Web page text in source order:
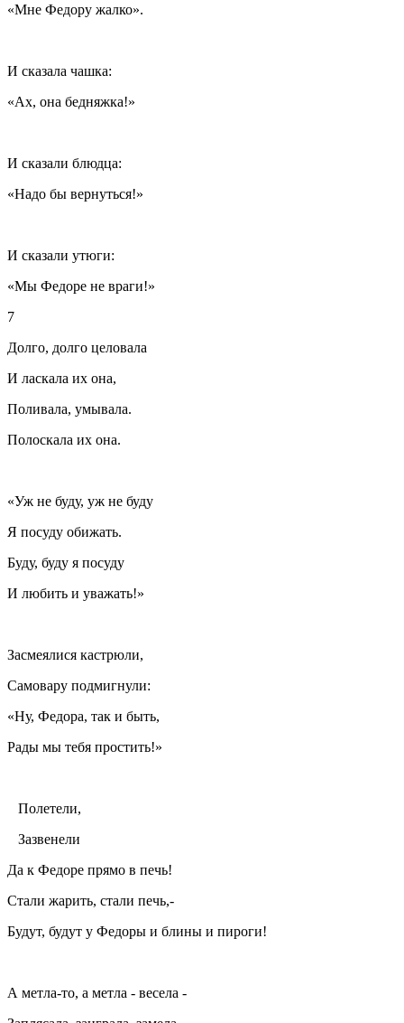
«Мне Федору жалко».
И сказала чашка:
«Ах, она бедняжка!»
И сказали блюдца:
«Надо бы вернуться!»
И сказали утюги:
«Мы Федоре не враги!»
7
Долго, долго целовала
И ласкала их она,
Поливала, умывала.
Полоскала их она.
«Уж не буду, уж не буду
Я посуду обижать.
Буду, буду я посуду
И любить и уважать!»
Засмеялися кастрюли,
Самовару подмигнули:
«Ну, Федора, так и быть,
Рады мы тебя простить!»
Полетели,
Зазвенели
Да к Федоре прямо в печь!
Стали жарить, стали печь,-
Будут, будут у Федоры и блины и пироги!
А метла-то, а метла - весела -